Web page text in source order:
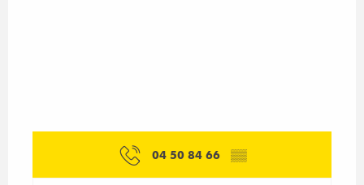
04 50 84 66 ▒▒